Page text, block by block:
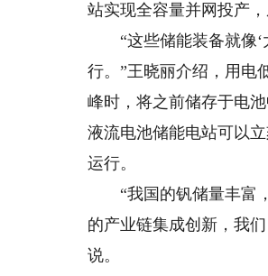
站实现全容量并网投产
“这些储能装备就像‘
行。”王晓丽介绍，用电
峰时，将之前储存于电
液流电池储能电站可以
运行。
“我国的钒储量丰富，
的产业链集成创新，我
说。